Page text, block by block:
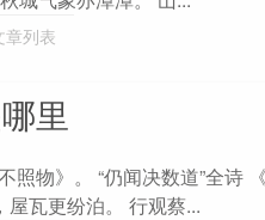
章列表
里
照物》。 “仍闻决数道”全诗
瓦更纷泊。 行观蔡...